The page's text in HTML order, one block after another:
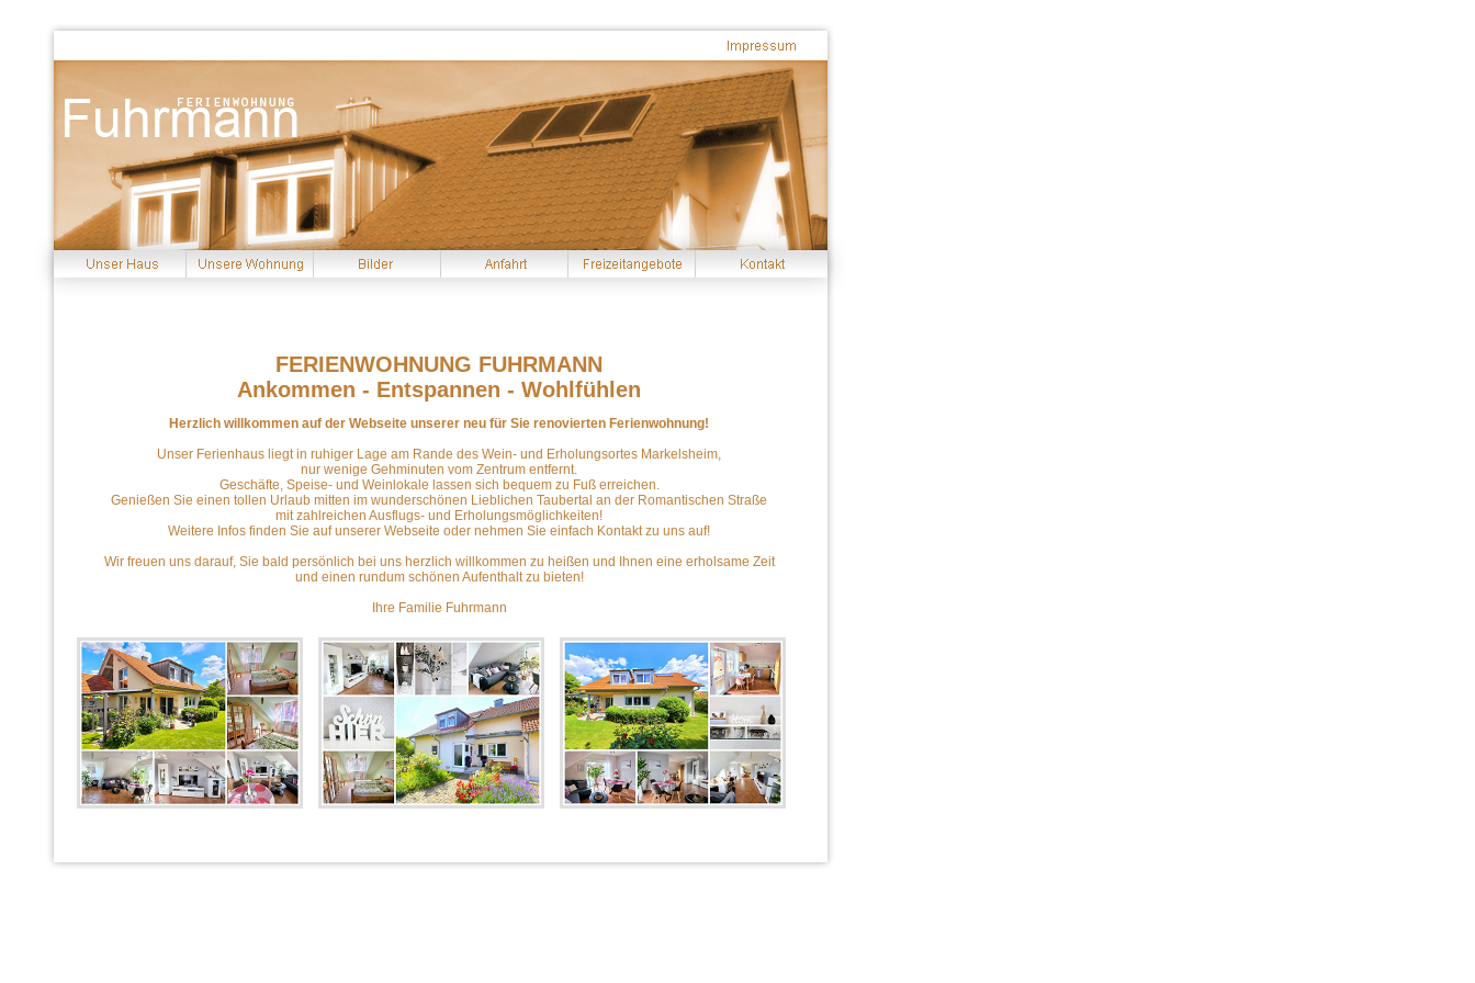
FERIENWOHNUNG FUHRMANN
Ankommen - Entspannen - Wohlfühlen
Herzlich willkommen auf der Webseite unserer neu für Sie renovierten Ferienwohnung!
Unser Ferienhaus liegt in ruhiger Lage am Rande des Wein- und Erholungsortes Markelsheim,
nur wenige Gehminuten vom Zentrum entfernt.
Geschäfte, Speise- und Weinlokale lassen sich bequem zu Fuß erreichen.
Genießen Sie einen tollen Urlaub mitten im wunderschönen Lieblichen Taubertal an der Romantischen Straße
mit zahlreichen Ausflugs- und Erholungsmöglichkeiten!
Weitere Infos finden Sie auf unserer Webseite oder nehmen Sie einfach Kontakt zu uns auf!
Wir freuen uns darauf, Sie bald persönlich bei uns herzlich willkommen zu heißen und Ihnen eine erholsame Zeit
und einen rundum schönen Aufenthalt zu bieten!
Ihre Familie Fuhrmann